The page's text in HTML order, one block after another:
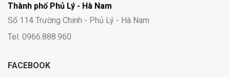
Thành phố Phủ Lý - Hà Nam
Số 114 Trường Chinh - Phủ Lý - Hà Nam
Tel: 0966.888.960
FACEBOOK